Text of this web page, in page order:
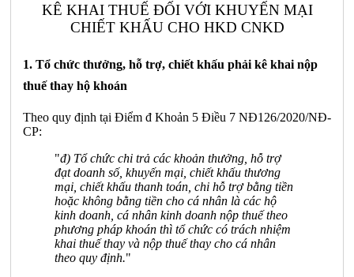
KÊ KHAI THUẾ ĐỐI VỚI KHUYẾN MẠI
CHIẾT KHẤU CHO HKD CNKD
1. Tổ chức thưởng, hỗ trợ, chiết khấu phải kê khai nộp
thuế thay hộ khoán
Theo quy định tại Điểm đ Khoản 5 Điều 7 NĐ126/2020/NĐ-
CP:
"đ) Tổ chức chi trả các khoản thưởng, hỗ trợ
đạt doanh số, khuyến mại, chiết khấu thương
mại, chiết khấu thanh toán, chi hỗ trợ bằng tiền
hoặc không bằng tiền cho cá nhân là các hộ
kinh doanh, cá nhân kinh doanh nộp thuế theo
phương pháp khoán thì tổ chức có trách nhiệm
khai thuế thay và nộp thuế thay cho cá nhân
theo quy định."